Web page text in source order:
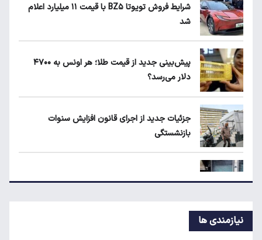
بلاگرهای پردرآمد مشمول مالیات هستند
ماجرای محدودیت گوشت برزیلی در اروپا
شرایط فروش تویوتا BZ۵ با قیمت ۱۱ میلیارد اعلام
شد
پیش‌بینی جدید از قیمت طلا؛ هر اونس به ۴۷۰۰
دلار می‌رسد؟
جزئیات جدید از اجرای قانون افزایش سنوات
بازنشستگی
پیش‌بینی جدید از نرخ تورم تا پایان سال
اعتبار حکمت کارت مرداد واریز شد/ سهم هر خانوار
نیازمندی ها